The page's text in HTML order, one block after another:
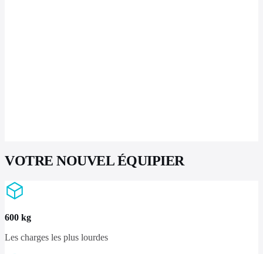
VOTRE NOUVEL ÉQUIPIER
600 kg
Les charges les plus lourdes